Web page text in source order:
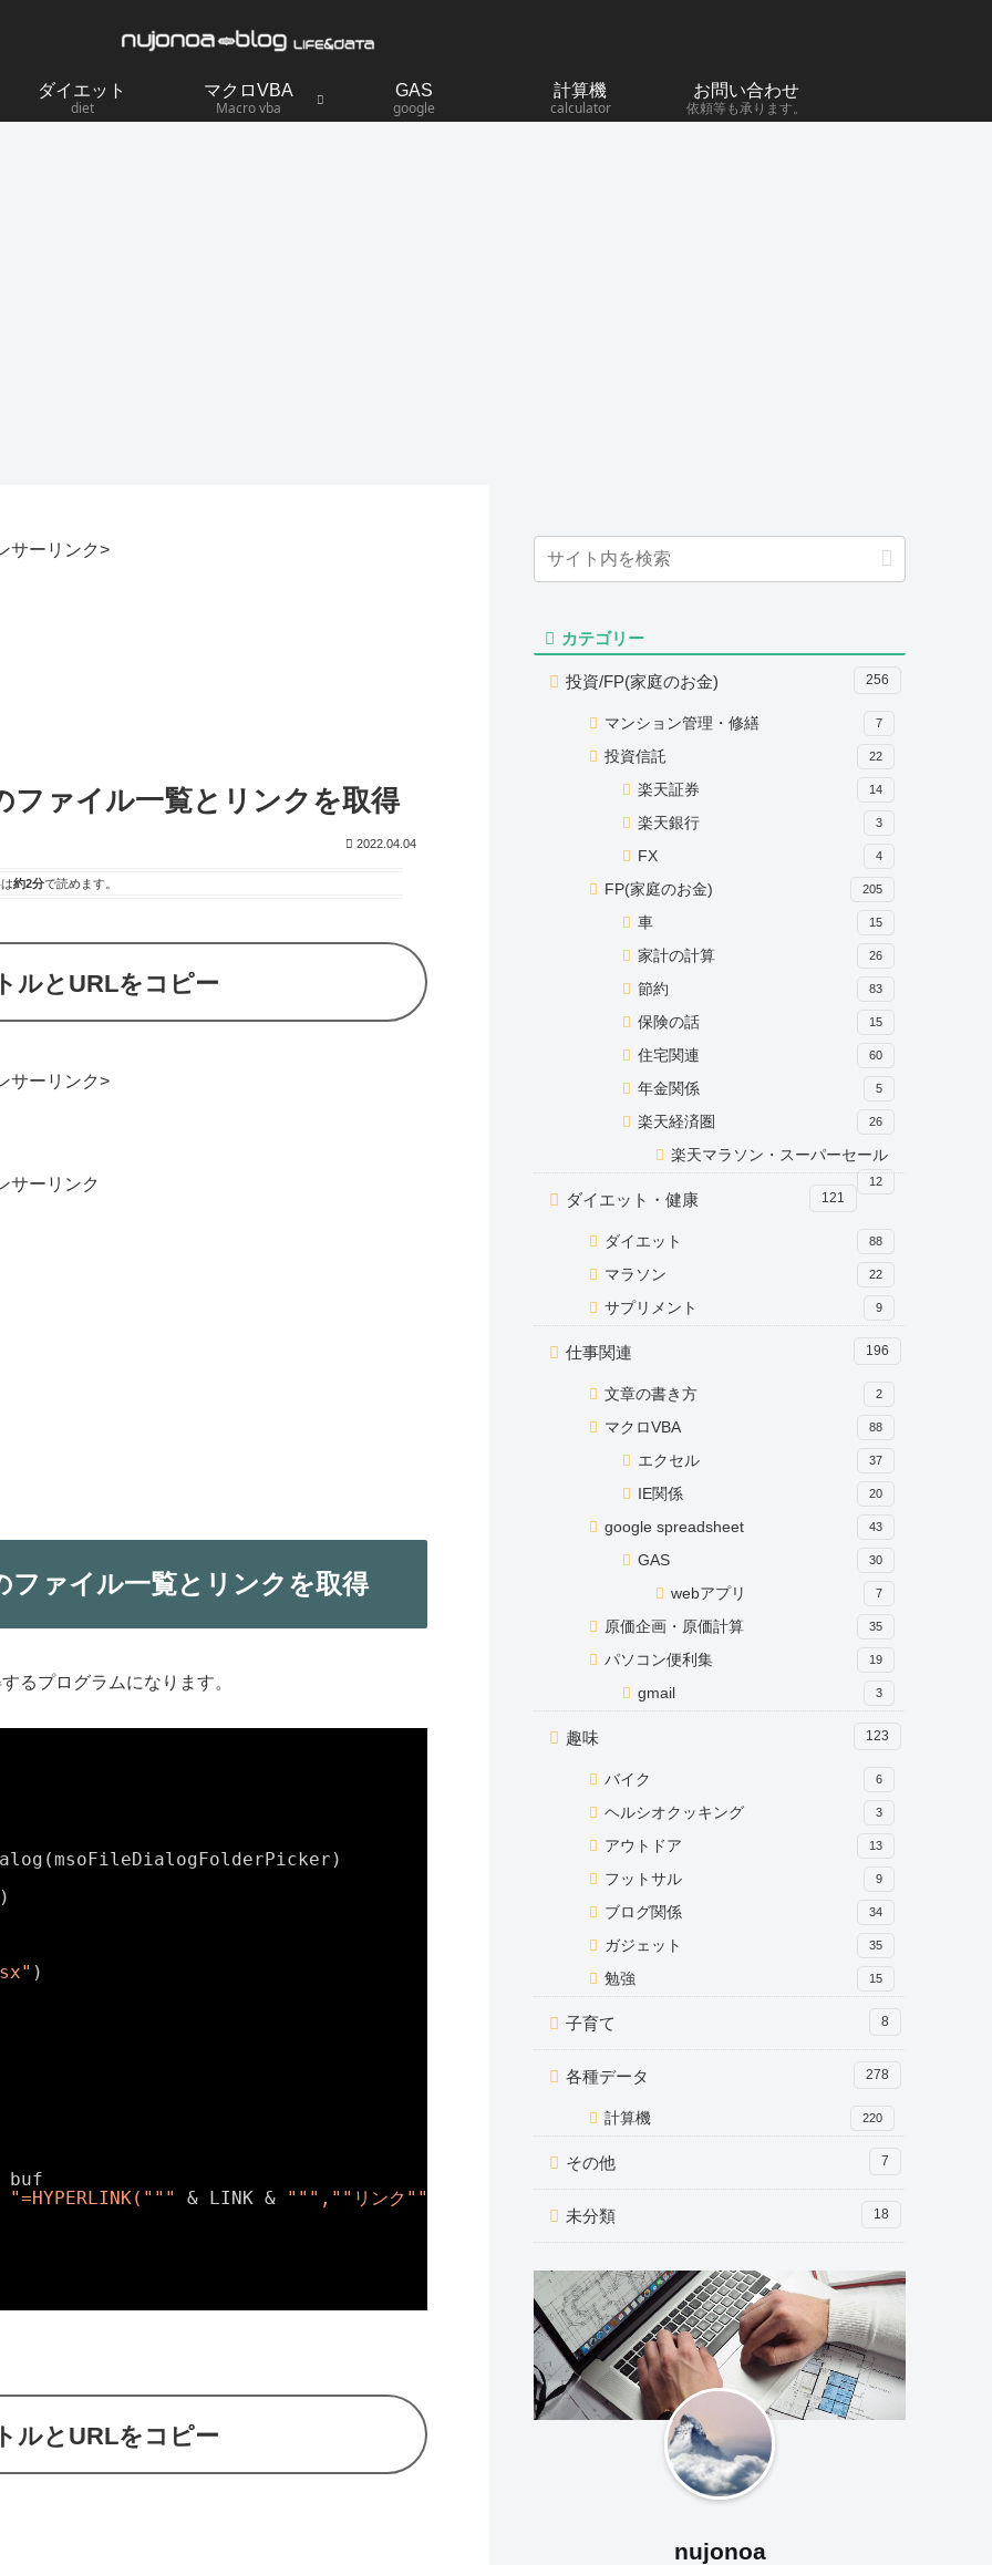
ダイエット
diet
マクロVBA
Macro vba
GAS
google
計算機
calculator
お問い合わせ
依頼等も承ります。
サーリンク>
ファイル一覧とリンクを取得
2022.04.04
約2分で読めます。
ルとURLをコピー
サーリンク>
サーリンク
ファイル一覧とリンクを取得
るプログラムになります。
)
buf
"=HYPERLINK(" "" & LINK & "" "," "リンク" ")"
ルとURLをコピー
カテゴリー
投資/FP(家庭のお金) 256
マンション管理・修繕 7
投資信託 22
楽天証券 14
楽天銀行 3
FX 4
FP(家庭のお金) 205
車 15
家計の計算 26
節約 83
保険の話 15
住宅関連 60
年金関係 5
楽天経済圏 26
楽天マラソン・スーパーセール
12
ダイエット・健康 121
ダイエット 88
マラソン 22
サプリメント 9
仕事関連 196
文章の書き方 2
マクロVBA 88
エクセル 37
IE関係 20
google spreadsheet 43
GAS 30
webアプリ 7
原価企画・原価計算 35
パソコン便利集 19
gmail 3
趣味 123
バイク 6
ヘルシオクッキング 3
アウトドア 13
フットサル 9
ブログ関係 34
ガジェット 35
勉強 15
子育て 8
各種データ 278
計算機 220
その他 7
未分類 18
nujonoa